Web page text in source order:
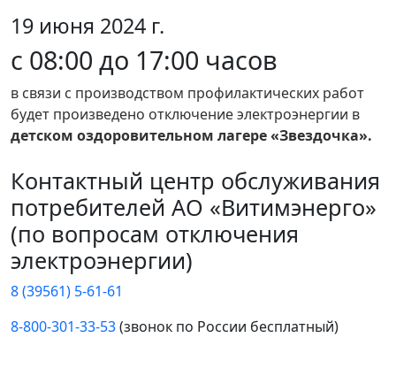
19 июня 2024 г.
с 08:00 до 17:00 часов
в связи с производством профилактических работ
будет произведено отключение электроэнергии в
детском оздоровительном лагере «Звездочка».
Контактный центр обслуживания
потребителей АО «Витимэнерго»
(по вопросам отключения
электроэнергии)
8 (39561) 5-61-61
8-800-301-33-53(звонок по России бесплатный)